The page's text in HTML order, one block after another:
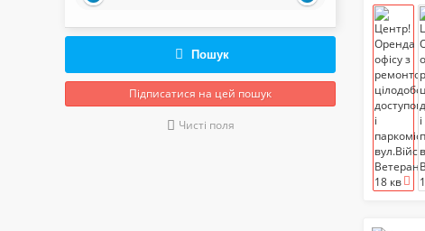
Пошук
Підписатися на цей пошук
Чисті поля